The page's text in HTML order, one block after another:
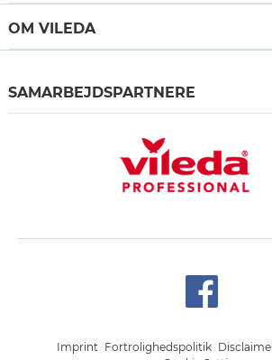
OM VILEDA
SAMARBEJDSPARTNERE
Imprint Fortrolighedspolitik